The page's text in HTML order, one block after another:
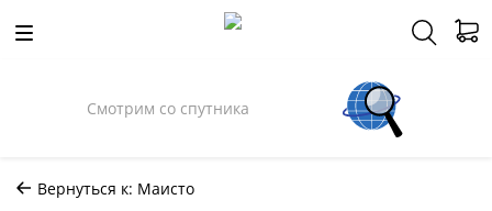
Смотрим со спутника
Вернуться к: Маисто